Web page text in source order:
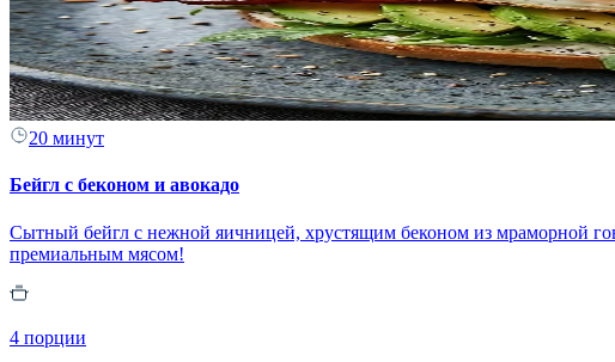
20 минут
Бейгл с беконом и авокадо
Сытный бейгл с нежной яичницей, хрустящим беконом из мраморной
премиальным мясом!
4 порции